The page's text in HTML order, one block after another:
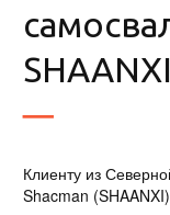
Клиенту из
Shacman